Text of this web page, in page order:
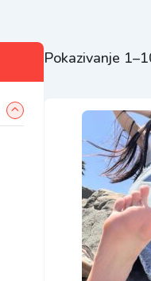
Pokazivanje